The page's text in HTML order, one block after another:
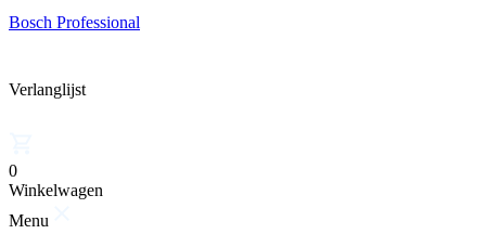
Bosch Professional
Verlanglijst
0
Winkelwagen
Menu